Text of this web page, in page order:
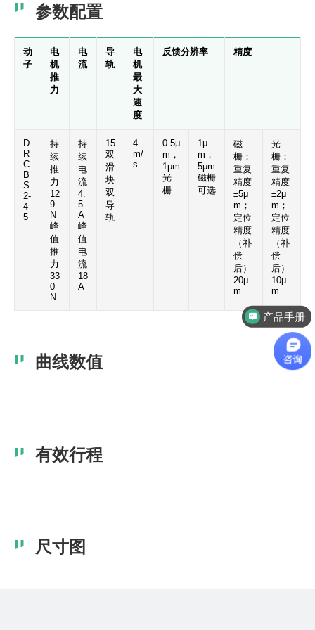
参数配置
动
子
电
机
推
力
电
流
导
轨
电
机
最
大
速
度
反馈分辨率 精度
D
R
C
B
S
2-
4
5
持
续
推
力
12
9
N
峰
值
推
力
33
0
N
持
续
电
流
4.
5
A
峰
值
电
流
18
A
15
双
滑
块
双
导
轨
4
m/
s
0.5μ
m，
1μm
光
栅
1μ
m，
5μm
磁栅
可选
磁
栅：
重复
精度
±5μ
m；
定位
精度
（补
偿
后）
20μ
m
光
栅：
重复
精度
±2μ
m；
定位
精度
（补
偿
后）
10μ
m
曲线数值
有效行程
尺寸图
产品手册